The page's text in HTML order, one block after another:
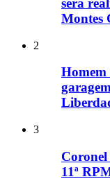
será
Montes
2
Homem
3
Coronel
11ª